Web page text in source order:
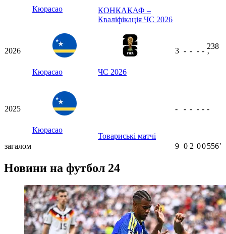
Кюрасао
КОНКАКАФ –
Кваліфікація ЧС 2026
2026
Кюрасао ЧС 2026
3 - - - -
238
ʼ
2025
Кюрасао
Товариські матчі
- - - - - -
загалом 9 0 2 00556ʼ
Новини на футбол 24